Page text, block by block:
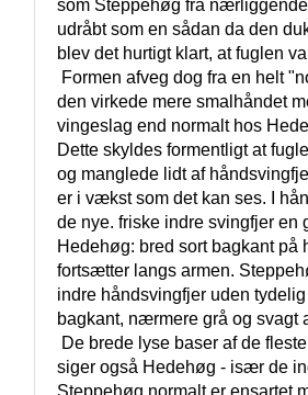
som Steppehøg fra
udråbt som en sådan da den
blev det hurtigt klart, at fuglen
den virkede mere smalhåndet
vingeslag end normalt hos
Dette skyldes formentligt at
og manglede lidt af
er i vækst som det kan ses. I
de nye. friske indre svingfjer en
Hedehøg: bred sort bagkant på
fortsætter langs armen.
indre håndsvingfjer uden
bagkant, nærmere grå og svagt
siger også Hedehøg - især de
Steppehøg normalt er ensartet